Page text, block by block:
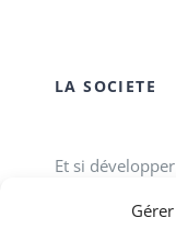
LA SOCIETE
Et si
d’une